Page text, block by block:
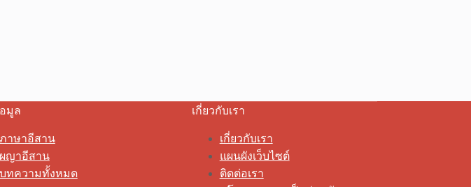
มูล
ภาษาอีสาน
ผญาอีสาน
บทความทั้งหมด
เกี่ยวกับเรา
เกี่ยวกับเรา
แผนผังเว็บไซต์
ติดต่อเรา